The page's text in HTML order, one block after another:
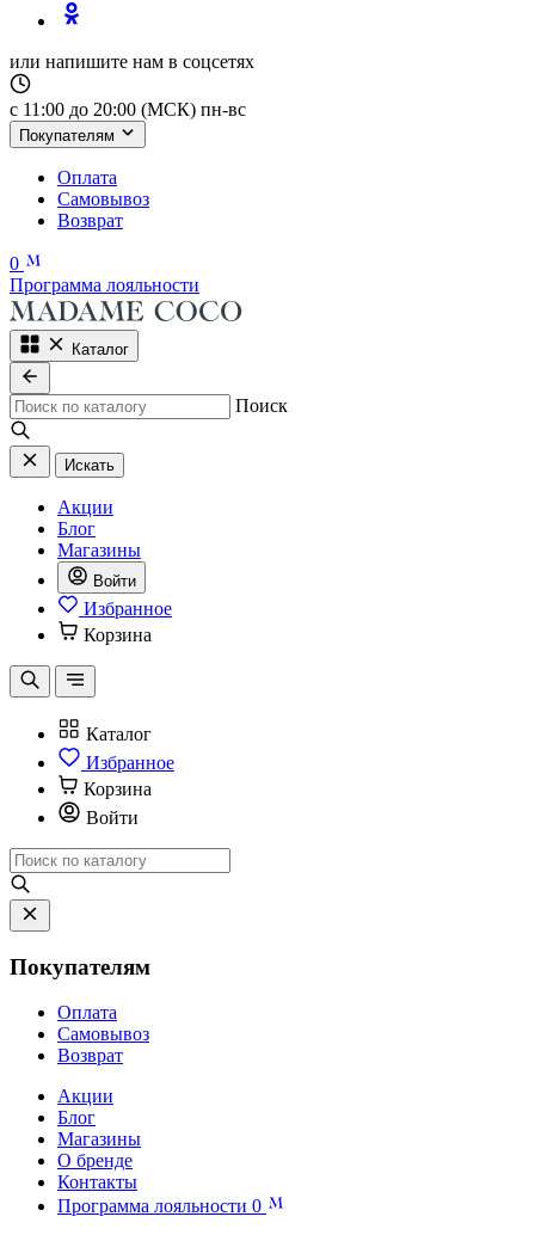
или напишите нам в соцсетях
с 11:00 до 20:00 (МСК) пн-вс
Покупателям
Оплата
Самовывоз
Возврат
0
Программа лояльности
Каталог
Поиск
Искать
Акции
Блог
Магазины
Войти
Избранное
Корзина
Каталог
Избранное
Корзина
Войти
Покупателям
Оплата
Самовывоз
Возврат
Акции
Блог
Магазины
О бренде
Контакты
Программа лояльности 0